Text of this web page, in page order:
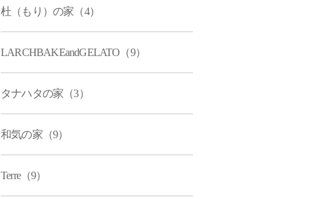
杜（もり）の家（4）
LARCHBAKEandGELATO（9）
タナハタの家（3）
和気の家（9）
Terre（9）